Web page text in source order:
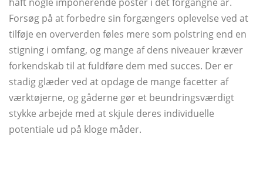
haft nogle imponerende poster i det forgangne ​​år.
Forsøg på at forbedre sin forgængers oplevelse ved at
tilføje en oververden føles mere som polstring end en
stigning i omfang, og mange af dens niveauer kræver
forkendskab til at fuldføre dem med succes. Der er
stadig glæder ved at opdage de mange facetter af
værktøjerne, og gåderne gør et beundringsværdigt
stykke arbejde med at skjule deres individuelle
potentiale ud på kloge måder.